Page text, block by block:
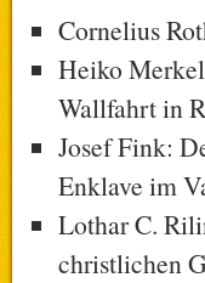
Cornelius
Heiko
Wallfahrt in
Josef Fink:
Enklave im
Lothar C.
christlichen